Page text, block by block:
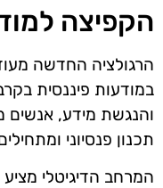
הקפיצה
הרגולציה החדשה
במודעות פיננסית
והנגשת מידע, אנשים
תכנון פנסיוני
המרחב הדיגיטלי